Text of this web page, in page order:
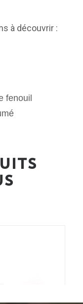
à découvrir :
fenouil